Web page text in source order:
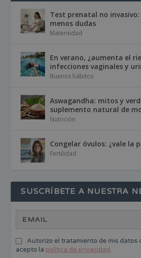
Test prenatal no
menos dudas
Maternidad
En verano, ¿aumenta el
infecciones vaginales y
Buenos hábitos
Aswagandha: mitos y
suplemento natural de
Nutrición
Congelar óvulos: ¿vale la
Fertilidad
SUSCRÍBETE A NUESTRA
Autorizo el tratamiento de mis datos
acepto la política de privacidad.